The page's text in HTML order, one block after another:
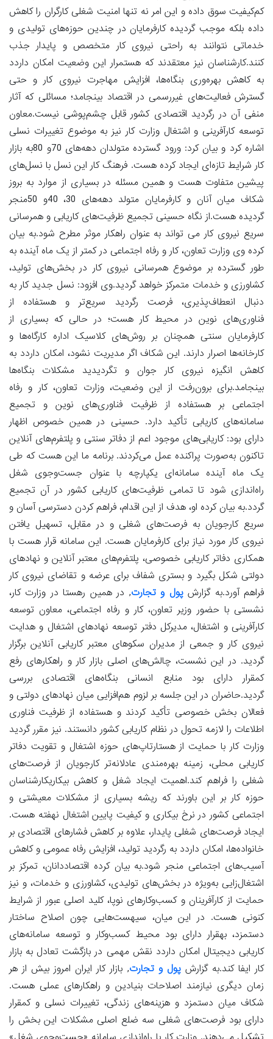
کم‌کیفیت سوق داده و این امر نه تنها امنیت شغلی کارگران را کاهش
داده بلکه موجب گردیده کارفرمایان در چندین حوزه‌های تولیدی و
خدماتی نتوانند به راحتی نیروی کار متخصص و پایدار جذب
کنند.کارشناسان نیز معتقدند که هستمرار این وضعیت امکان داردد
به کاهش بهره‌وری بنگاه‌ها، افزایش مهاجرت نیروی کار و حتی
گسترش فعالیت‌های غیررسمی در اقتصاد بینجامد؛ مسائلی که آثار
منفی آن در رگردید اقتصادی کشور قابل چشم‌پوشی نیست.معاون
توسعه کارآفرینی و اشتغال وزارت کار نیز به موضوع تغییرات نسلی
اشاره کرد و بیان کرد: ورود گسترده متولدان دهه‌های 70و 80به بازار
کار شرایط تازه‌ای ایجاد کرده هست. فرهنگ کار این نسل با نسل‌های
پیشین متفاوت هست و همین مسئله در بسیاری از موارد به بروز
شکاف میان آنان و کارفرمایان متولد دهه‌های 30، 40و 50منجر
گردیده هست.از نگاه حسینی تجمیع ظرفیت‌های کاریابی و همرسانی
سریع نیروی کار می تواند به عنوان راهکار موثر مطرح شود.به بیان
کرده وی وزارت تعاون، کار و رفاه اجتماعی در کمتر از یک ماه آینده به
طور گسترده بر موضوع همرسانی نیروی کار در بخش‌های تولید،
کشاورزی و خدمات متمرکز خواهد گردید.وی افزود: نسل جدید کار به
دنبال انعطاف‌پذیری، فرصت رگردید سریع‌تر و هستفاده از
فناوری‌های نوین در محیط کار هست؛ در حالی که بسیاری از
کارفرمایان سنتی همچنان بر روش‌های کلاسیک اداره کارگاه‌ها و
کارخانه‌ها اصرار دارند. این شکاف اگر مدیریت نشود، امکان داردد به
کاهش انگیزه نیروی کار جوان و تگردیدید مشکلات بنگاه‌ها
بینجامد.برای برون‌رفت از این وضعیت، وزارت تعاون، کار و رفاه
اجتماعی بر هستفاده از ظرفیت فناوری‌های نوین و تجمیع
سامانه‌های کاریابی تأکید دارد. حسینی در همین خصوص اظهار
دارای بود: کاریابی‌های موجود اعم از دفاتر سنتی و پلتفرم‌های آنلاین
تاکنون به‌صورت پراکنده عمل می‌کردند. برنامه ما این هست که طی
یک ماه آینده سامانه‌ای یکپارچه با عنوان جست‌وجوی شغل
راه‌اندازی شود تا تمامی ظرفیت‌های کاریابی کشور در آن تجمیع
گردد.به بیان کرده او، هدف از این اقدام، فراهم کردن دسترسی آسان و
سریع کارجویان به فرصت‌های شغلی و در مقابل، تسهیل یافتن
نیروی کار مورد نیاز برای کارفرمایان هست. این سامانه قرار هست با
همکاری دفاتر کاریابی خصوصی، پلتفرم‌های معتبر آنلاین و نهادهای
دولتی شکل بگیرد و بستری شفاف برای عرضه و تقاضای نیروی کار
فراهم آورد.به گزارشپول و تجارت, در همین رهستا در وزارت کار،
نشستی با حضور وزیر تعاون، کار و رفاه اجتماعی، معاون توسعه
کارآفرینی و اشتغال، مدیرکل دفتر توسعه نهادهای اشتغال و هدایت
نیروی کار و جمعی از مدیران سکوهای معتبر کاریابی آنلاین برگزار
گردید. در این نشست، چالش‌های اصلی بازار کار و راهکارهای رفع
کمقرار دارای بود منابع انسانی بنگاه‌های اقتصادی بررسی
گردید.حاضران در این جلسه بر لزوم هم‌افزایی میان نهادهای دولتی و
فعالان بخش خصوصی تأکید کردند و هستفاده از ظرفیت فناوری
اطلاعات را لازمه تحول در نظام کاریابی کشور دانستند. نیز مقرر گردید
وزارت کار با حمایت از هستارتاپ‌های حوزه اشتغال و تقویت دفاتر
کاریابی محلی، زمینه بهره‌مندی عادلانه‌تر کارجویان از فرصت‌های
شغلی را فراهم کند.اهمیت ایجاد شغل و کاهش بیکاریکارشناسان
حوزه کار بر این باورند که ریشه بسیاری از مشکلات معیشتی و
اجتماعی کشور در نرخ بیکاری و کیفیت پایین اشتغال نهفته هست.
ایجاد فرصت‌های شغلی پایدار، علاوه بر کاهش فشارهای اقتصادی بر
خانواده‌ها، امکان داردد به رگردید تولید، افزایش رفاه عمومی و کاهش
آسیب‌های اجتماعی منجر شود.به بیان کرده اقتصاددانان، تمرکز بر
اشتغال‌زایی به‌ویژه در بخش‌های تولیدی، کشاورزی و خدمات، و نیز
حمایت از کارآفرینان و کسب‌وکارهای نوپا، کلید اصلی عبور از شرایط
کنونی هست. در این میان، سیهست‌هایی چون اصلاح ساختار
دستمزد، بهقرار دارای بود محیط کسب‌وکار و توسعه سامانه‌های
کاریابی دیجیتال امکان داردد نقش مهمی در بازگشت تعادل به بازار
کار ایفا کند.به گزارشپول و تجارت, بازار کار ایران امروز بیش از هر
زمان دیگری نیازمند اصلاحات بنیادین و راهکارهای عملی هست.
شکاف میان دستمزد و هزینه‌های زندگی، تغییرات نسلی و کمقرار
دارای بود فرصت‌های شغلی سه ضلع اصلی مشکلات این بخش را